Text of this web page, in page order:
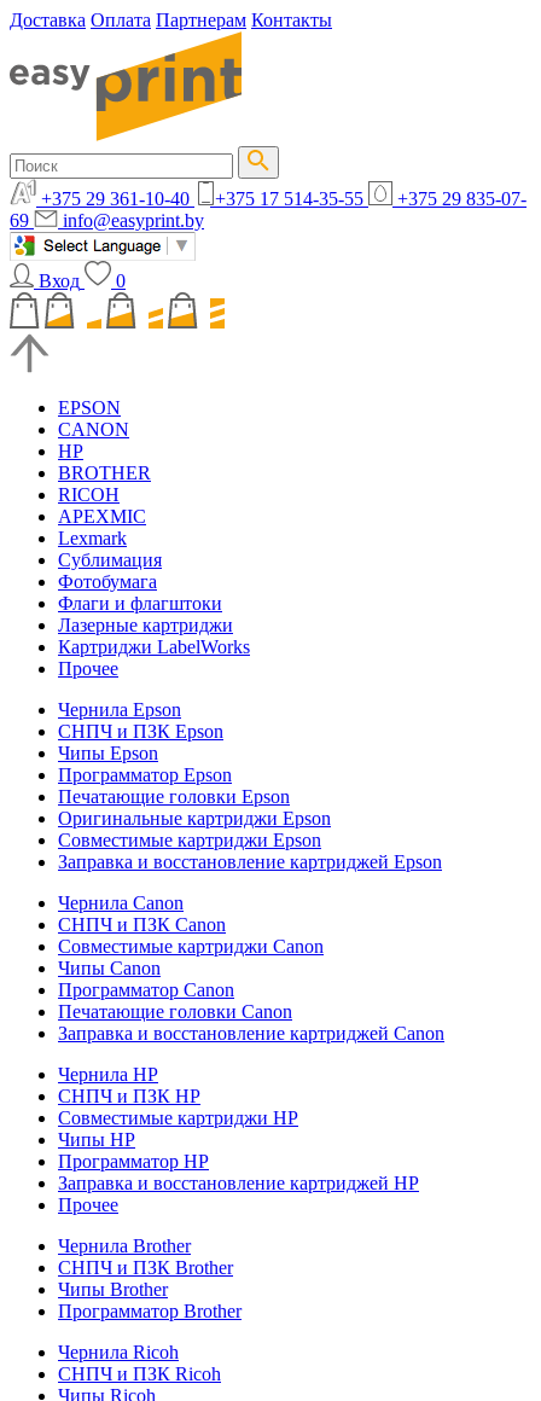
Доставка Оплата Партнерам Контакты
+375 29 361-10-40 +375 17 514-35-55
+375 29 835-07-
69
info@easyprint.by
Вход 0
EPSON
CANON
HP
BROTHER
RICOH
APEXMIC
Lexmark
Сублимация
Фотобумага
Флаги и флагштоки
Лазерные картриджи
Картриджи LabelWorks
Прочее
Чернила Epson
СНПЧ и ПЗК Epson
Чипы Epson
Программатор Epson
Печатающие головки Epson
Оригинальные картриджи Epson
Совместимые картриджи Epson
Заправка и восстановление картриджей Epson
Чернила Canon
СНПЧ и ПЗК Canon
Совместимые картриджи Canon
Чипы Canon
Программатор Canon
Печатающие головки Canon
Заправка и восстановление картриджей Canon
Чернила HP
СНПЧ и ПЗК HP
Совместимые картриджи HP
Чипы HP
Программатор HP
Заправка и восстановление картриджей HP
Прочее
Чернила Brother
СНПЧ и ПЗК Brother
Чипы Brother
Программатор Brother
Чернила Ricoh
СНПЧ и ПЗК Ricoh
Чипы Ricoh